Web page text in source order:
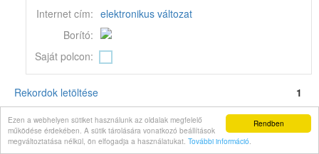
Rendben
Ezen a webhelyen sütiket használunk az oldalak megfelelő
működése érdekében. A sütik tárolására vonatkozó beállítások
megváltoztatása nélkül, ön elfogadja a használatukat. További információ.
Internet cím: elektronikus változat
Borító:
Saját polcon:
Rekordok letöltése 1
Monguz kft.Minden jog
fenntartva.